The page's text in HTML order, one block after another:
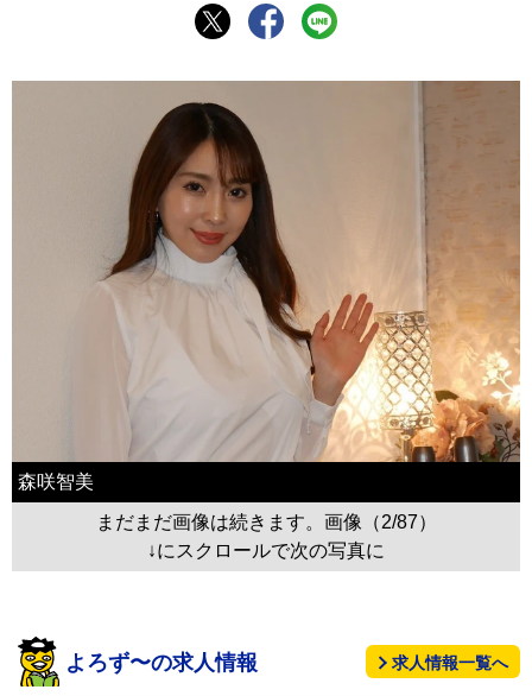
森咲智美
まだまだ画像は続きます。画像（2/87）
↓にスクロールで次の写真に
よろず〜の求人情報 求人情報一覧へ